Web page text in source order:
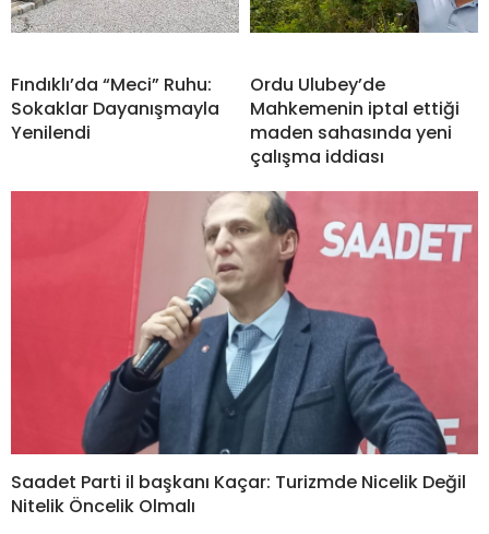
Fındıklı’da “Meci” Ruhu:
Sokaklar Dayanışmayla
Yenilendi
Ordu Ulubey’de
Mahkemenin iptal ettiği
maden sahasında yeni
çalışma iddiası
Saadet Parti il başkanı Kaçar: Turizmde Nicelik Değil
Nitelik Öncelik Olmalı